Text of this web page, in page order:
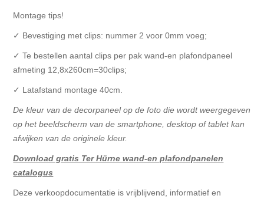
Montage tips!
✓ Bevestiging met clips: nummer 2 voor 0mm voeg;
✓ Te bestellen aantal clips per pak wand-en plafondpaneel
afmeting 12,8x260cm=30clips;
✓ Latafstand montage 40cm.
De kleur van de decorpaneel op de foto die wordt weergegeven
op het beeldscherm van de smartphone, desktop of tablet kan
afwijken van de originele kleur.
Download gratis Ter Hürne wand-en plafondpanelen
catalogus
Deze verkoopdocumentatie is vrijblijvend, informatief en